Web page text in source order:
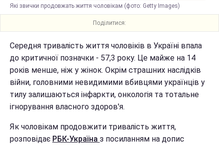
Які звички продовжать життя чоловікам (фото: Getty Images)
Поділитися:
Середня тривалість життя чоловіків в Україні впала
до критичної позначки - 57,3 року. Це майже на 14
років менше, ніж у жінок. Окрім страшних наслідків
війни, головними невидимими вбивцями українців у
тилу залишаються інфаркти, онкологія та тотальне
ігнорування власного здоров'я.
Як чоловікам продовжити тривалість життя,
розповідає РБК-Україна з посиланням на допис